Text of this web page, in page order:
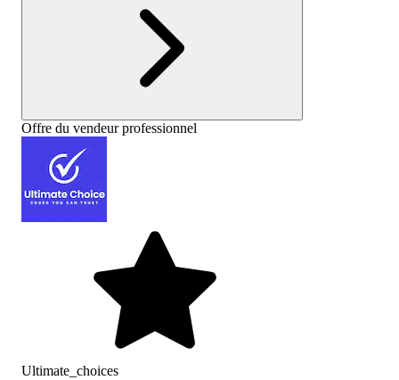
Offre du vendeur professionnel
Ultimate_choices